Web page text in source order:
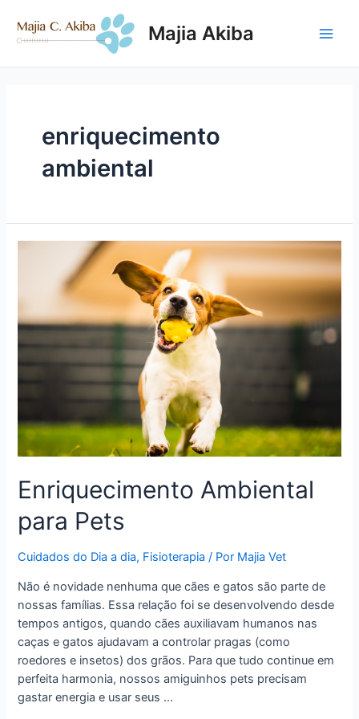
para
Majia Akiba
enriquecimento
ambiental
Enriquecimento Ambiental
para Pets
Cuidados do Dia a dia, Fisioterapia / Por Majia Vet
Não é novidade nenhuma que cães e gatos são parte de
nossas famílias. Essa relação foi se desenvolvendo desde
tempos antigos, quando cães auxiliavam humanos nas
caças e gatos ajudavam a controlar pragas (como
roedores e insetos) dos grãos. Para que tudo continue em
perfeita harmonia, nossos amiguinhos pets precisam
gastar energia e usar seus …